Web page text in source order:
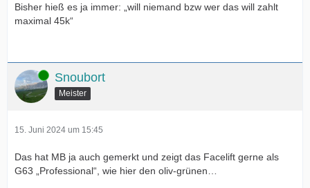
Bisher hieß es ja immer: „will niemand bzw wer das will zahlt
maximal 45k“
Online Snoubort
Meister
15. Juni 2024 um 15:45
Das hat MB ja auch gemerkt und zeigt das Facelift gerne als
G63 „Professional“, wie hier den oliv-grünen…